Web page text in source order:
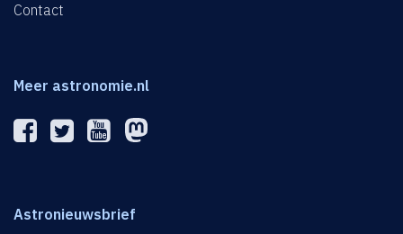
Contact
Meer astronomie.nl
Astronieuwsbrief